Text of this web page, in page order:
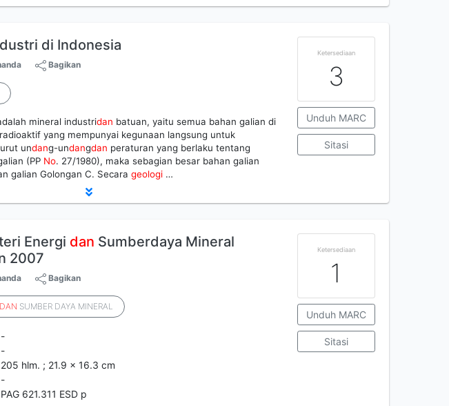
di Indonesia
Bagikan
mineral industridan batuan, yaitu semua bahan galian di
radioaktif yang mempunyai kegunaan langsung untuk
undang-undangdan peraturan yang berlaku tentang
(PP No. 27/1980), maka sebagian besar bahan galian
galian Golongan C. Secarageologi …
Ketersediaan
3
Unduh MARC
Sitasi
Energi dan Sumberdaya Mineral
2007
Bagikan
DAN SUMBER DAYA MINERAL
-
-
205 hlm. ; 21.9 x 16.3 cm
-
PAG 621.311 ESD p
Ketersediaan
1
Unduh MARC
Sitasi